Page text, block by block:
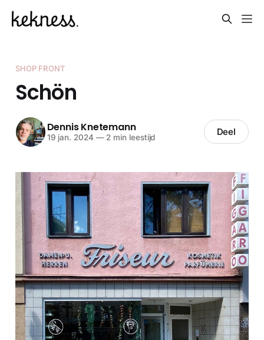
SHOP FRONT
Schön
Dennis Knetemann
19 jan. 2024 —2 min leestijd Deel